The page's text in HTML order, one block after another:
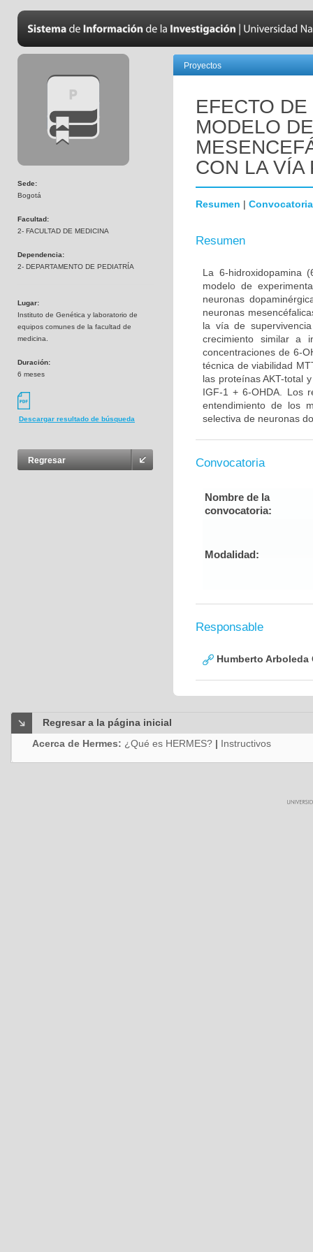
Sede:
Bogotá
Facultad:
2- FACULTAD DE MEDICINA
Dependencia:
2- DEPARTAMENTO DE PEDIATRÍA
Lugar:
Instituto de Genética y laboratorio de
equipos comunes de la facultad de
medicina.
Duración:
6 meses
Descargar resultado de búsqueda
Regresar
Proyectos
EFECTO
MODELO
CON LA VÍA
Resumen | Convocatoria
Resumen
La 6-hidroxidopamina
modelo de
neuronas
neuronas
la vía de
crecimiento similar a
concentraciones de 6-
técnica de viabilidad
las proteínas AKT-total
IGF-1 + 6-OHDA. Los
entendimiento de los
selectiva de neuronas
Convocatoria
Nombre de la
convocatoria:
Modalidad:
Responsable
Humberto Arboleda
Regresar a la página inicial
Acerca de Hermes: ¿Qué es HERMES? | Instructivos